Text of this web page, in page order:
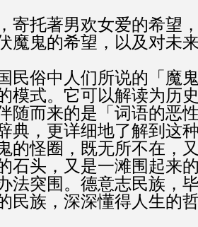
寄托著男欢女爱的希望
魔鬼的希望，以及对未
民俗中人们所说的「魔
模式。它可以解读为历
随而来的是「词语的恶
典，更详细地了解到这
的怪圈，既无所不在，
石头，又是一滩围起来
法突围。德意志民族，
民族，深深懂得人生的